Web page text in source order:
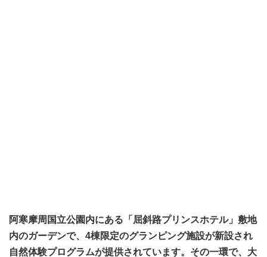
阿寒摩周国立公園内にある「屈斜路プリンスホテル」敷地
内のガーデンで、4棟限定のグランピング施設が新設され
自然体験プログラムが提供されています。その一環で、大